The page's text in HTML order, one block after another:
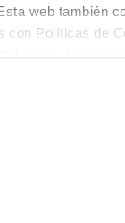
web también
con Políticas de
Ver